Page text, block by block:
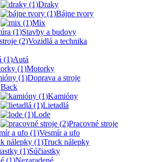
Draky
Bájne tvory
Mix
Stavby a budovy
Vozidlá a technika
Autá
Motorky
Doprava a stroje
Back
Kamióny
Lietadlá
Lode
Pracovné stroje
Vesmír a ufo
Truck nálepky
Súčiastky
Nezaradené